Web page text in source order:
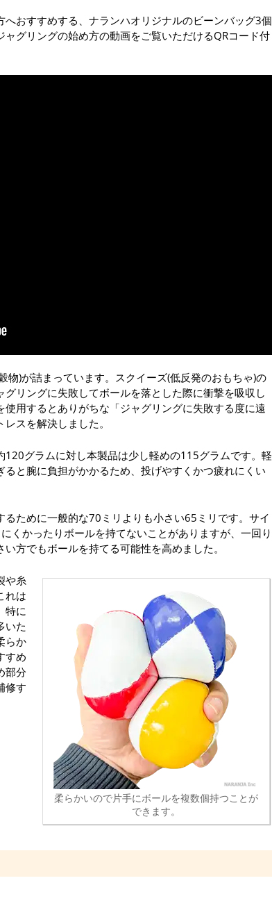
おすすめする、ナランハオリジナルのビーンバッグ3個
グリングの始め方の動画をご覧いただけるQRコード付
物)が詰まっています。スクイーズ(低反発のおもちゃ)の
リングに失敗してボールを落とした際に衝撃を吸収し
用するとありがちな「ジャグリングに失敗する度に遠
スを解決しました。
120グラムに対し本製品は少し軽めの115グラムです。軽
と腕に負担がかかるため、投げやすくかつ疲れにくい
ために一般的な70ミリよりも小さい65ミリです。サイ
くかったりボールを持てないことがありますが、一回り
方でもボールを持てる可能性を高めました。
柔らかいので片手にボールを複数個持つことが
できます。
や糸
れは
特に
いた
らか
すめ
部分
修す